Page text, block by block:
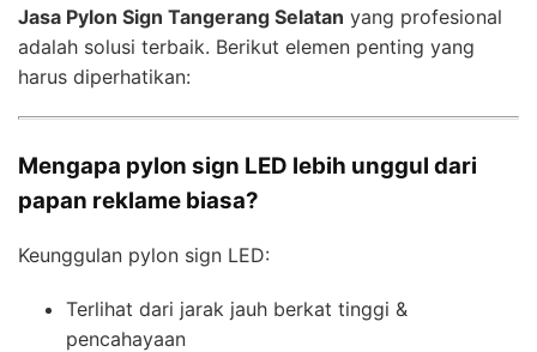
Jasa Pylon Sign Tangerang Selatan yang profesional
adalah solusi terbaik. Berikut elemen penting yang
harus diperhatikan:
Mengapa pylon sign LED lebih unggul dari
papan reklame biasa?
Keunggulan pylon sign LED:
Terlihat dari jarak jauh berkat tinggi &
pencahayaan